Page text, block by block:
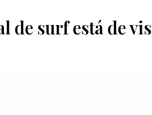
de surf está de